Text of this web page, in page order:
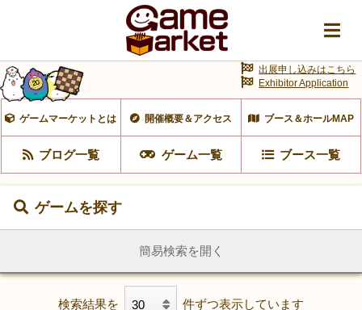
ゲームマーケットとは 開催概要＆アクセス ブース＆ホールMAP
ブログ一覧 ゲーム一覧 ブース一覧
出展申し込みはこちら
Exhibitor Application
ゲームを探す
簡易検索を開く
検索結果を 件ずつ表示しています